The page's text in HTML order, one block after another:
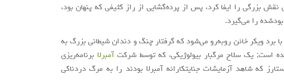
نقش بزرگی را ایفا کرد، پس از پرده‌گشایی از راز کثیفی که پنهان بود،
را می‌گیرد.
برد ویکر خائن روبه‌رو می‌شود که گرفتار چنگ و دندان شیطانی بزرگ به
است; یک سلاح مرگبار بیولوژیکی، که توسط شرکتآمبرلا برنامه‌ریزی
که شاهد آزمایشات جنایتکارانه آمبرلا بودند را به مرگ دردناکی